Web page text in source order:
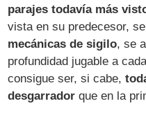
parajes todavía más
vista en su predecesor, se
mecánicas de sigilo, se
profundidad jugable a
consigue ser, si cabe,
desgarrador que en la